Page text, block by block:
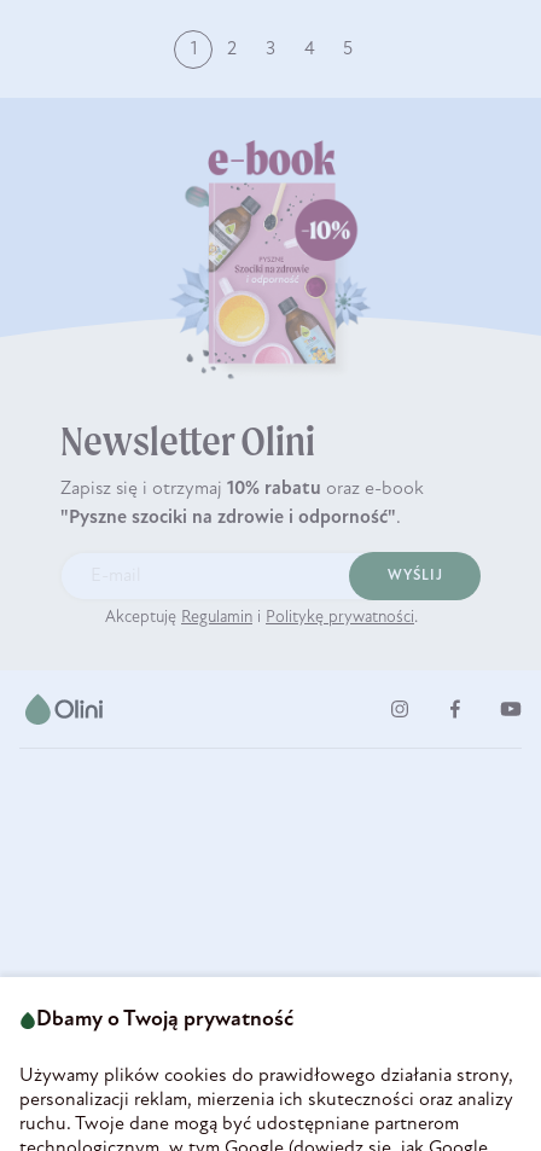
1 2 3 4 5
Newsletter Olini
Zapisz się i otrzymaj 10% rabatu oraz e-book
"Pyszne szociki na zdrowie i odporność".
WYŚLIJ
Akceptuję Regulamin i Politykę prywatności.
58-160 Świebodzice
REGON 890213034
INFORMACJE
Dbamy o Twoją prywatność
Używamy plików cookies do prawidłowego działania strony,
personalizacji reklam, mierzenia ich skuteczności oraz analizy
ruchu. Twoje dane mogą być udostępniane partnerom